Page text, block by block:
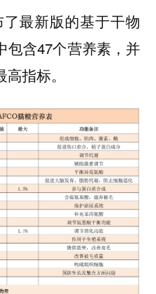
最新版的基于干物
包含47个营养素，并
指标。